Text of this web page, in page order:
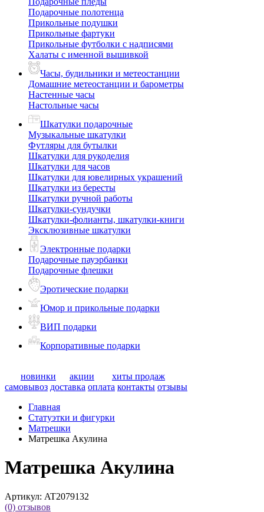
Подарочные полотенца
Прикольные подушки
Прикольные фартуки
Прикольные футболки с надписями
Халаты с именной вышивкой
Часы, будильники и метеостанции
Домашние метеостанции и барометры
Настенные часы
Настольные часы
Шкатулки подарочные
Музыкальные шкатулки
Футляры для бутылки
Шкатулки для рукоделия
Шкатулки для часов
Шкатулки для ювелирных украшений
Шкатулки из бересты
Шкатулки ручной работы
Шкатулки-сундучки
Шкатулки-фолианты, шкатулки-книги
Эксклюзивные шкатулки
Электронные подарки
Подарочные пауэрбанки
Подарочные флешки
Эротические подарки
Юмор и прикольные подарки
ВИП подарки
Корпоративные подарки
новинки акции
хиты продаж
самовывоз доставка оплата контакты отзывы
Главная
Статуэтки и фигурки
Матрешки
Матрешка Акулина
Матрешка Акулина
Артикул: AT2079132
(0) отзывов